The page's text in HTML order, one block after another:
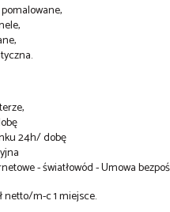
24h/ dobę
- światłowód - Umowa
netto/m-c 1 miejsce.